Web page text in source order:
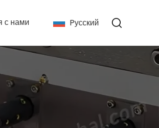
Pусский
с нами